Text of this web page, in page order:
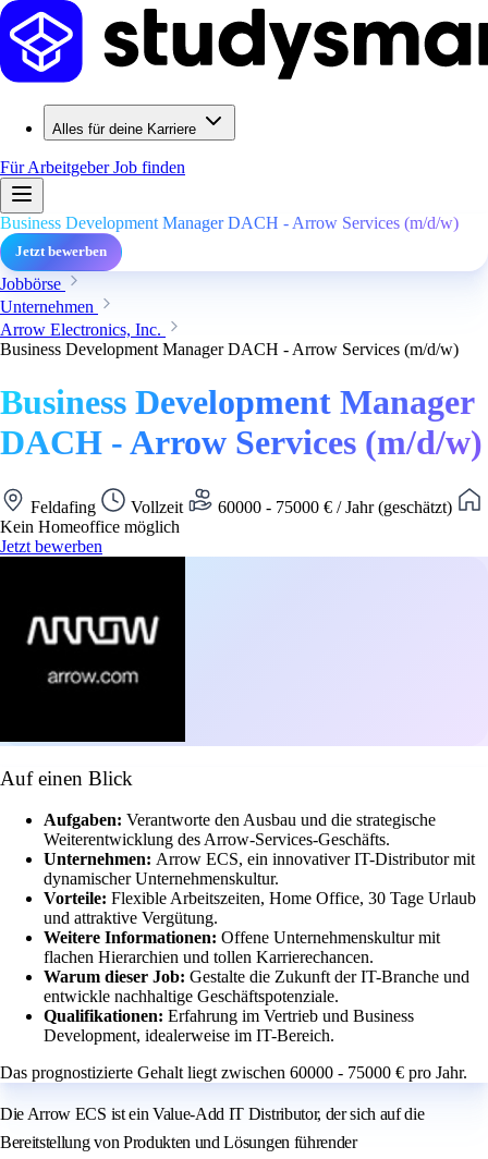
Alles für deine Karriere
Für ArbeitgeberJob finden
Business Development Manager DACH - Arrow Services (m/d/w)
Jetzt bewerben
Jobbörse
Unternehmen
Arrow Electronics, Inc.
Business Development Manager DACH - Arrow Services (m/d/w)
Business Development Manager
DACH - Arrow Services (m/d/w)
Feldafing Vollzeit
60000 - 75000 € / Jahr (geschätzt)
Kein Homeoffice möglich
Jetzt bewerben
Auf einen Blick
Aufgaben: Verantworte den Ausbau und die strategische
Weiterentwicklung des Arrow-Services-Geschäfts.
Unternehmen: Arrow ECS, ein innovativer IT-Distributor mit
dynamischer Unternehmenskultur.
Vorteile: Flexible Arbeitszeiten, Home Office, 30 Tage Urlaub
und attraktive Vergütung.
Weitere Informationen: Offene Unternehmenskultur mit
flachen Hierarchien und tollen Karrierechancen.
Warum dieser Job: Gestalte die Zukunft der IT-Branche und
entwickle nachhaltige Geschäftspotenziale.
Qualifikationen: Erfahrung im Vertrieb und Business
Development, idealerweise im IT-Bereich.
Das prognostizierte Gehalt liegt zwischen 60000 - 75000 € pro Jahr.
Die Arrow ECS ist ein Value-Add IT Distributor, der sich auf die
Bereitstellung von Produkten und Lösungen führender